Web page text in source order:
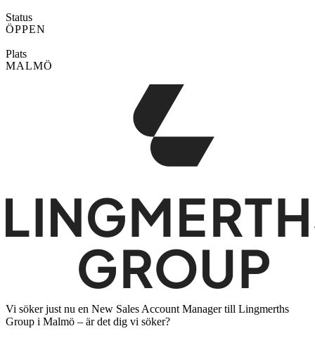
Status
ÖPPEN
Plats
MALMÖ
Vi söker just nu en New Sales Account Manager till Lingmerths
Group i Malmö – är det dig vi söker?